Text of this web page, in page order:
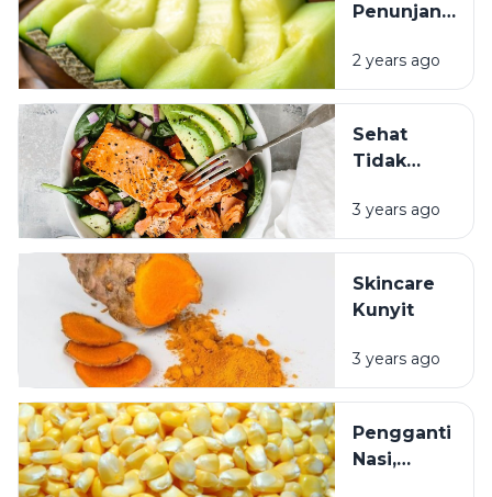
Penunjang
2 years ago
Sehat
Tidak
Mahal
3 years ago
Skincare
Kunyit
3 years ago
Pengganti
Nasi,